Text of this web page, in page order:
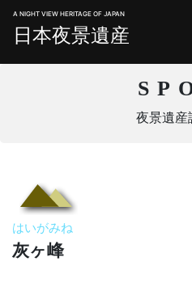
A NIGHT VIEW HERITAGE OF JAPAN
日本夜景遺産
夜景遺産
はいがみね
灰ヶ峰